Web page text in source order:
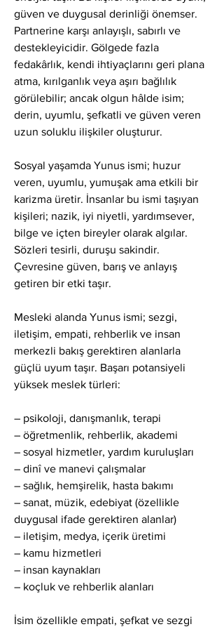
güven ve duygusal derinliği önemser.
Partnerine karşı anlayışlı, sabırlı ve
destekleyicidir. Gölgede fazla
fedakârlık, kendi ihtiyaçlarını geri plana
atma, kırılganlık veya aşırı bağlılık
görülebilir; ancak olgun hâlde isim;
derin, uyumlu, şefkatli ve güven veren
uzun soluklu ilişkiler oluşturur.
Sosyal yaşamda Yunus ismi; huzur
veren, uyumlu, yumuşak ama etkili bir
karizma üretir. İnsanlar bu ismi taşıyan
kişileri; nazik, iyi niyetli, yardımsever,
bilge ve içten bireyler olarak algılar.
Sözleri tesirli, duruşu sakindir.
Çevresine güven, barış ve anlayış
getiren bir etki taşır.
Mesleki alanda Yunus ismi; sezgi,
iletişim, empati, rehberlik ve insan
merkezli bakış gerektiren alanlarla
güçlü uyum taşır. Başarı potansiyeli
yüksek meslek türleri:
– psikoloji, danışmanlık, terapi
– öğretmenlik, rehberlik, akademi
– sosyal hizmetler, yardım kuruluşları
– dinî ve manevi çalışmalar
– sağlık, hemşirelik, hasta bakımı
– sanat, müzik, edebiyat (özellikle
duygusal ifade gerektiren alanlar)
– iletişim, medya, içerik üretimi
– kamu hizmetleri
– insan kaynakları
– koçluk ve rehberlik alanları
İsim özellikle empati, şefkat ve sezgi